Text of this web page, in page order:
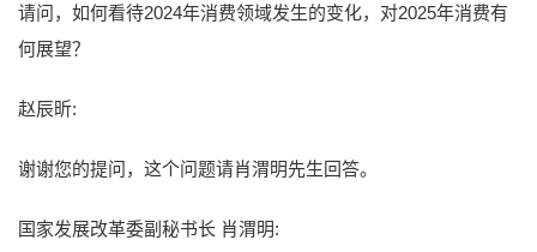
请问，如何看待2024年消费领域发生的变化，对2025年消费有
何展望？
赵辰昕:
谢谢您的提问，这个问题请肖渭明先生回答。
国家发展改革委副秘书长 肖渭明: